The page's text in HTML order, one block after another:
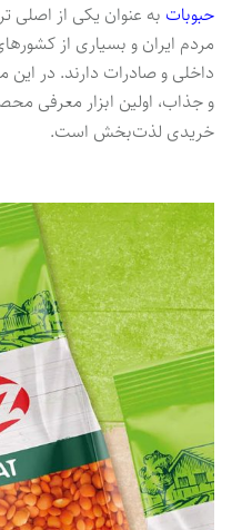
حبوبات به عنوان یکی از اصلی
مردم ایران و بسیاری از
داخلی و صادرات دارند. در این
و جذاب، اولین ابزار معرفی
خریدی لذت‌بخش است.